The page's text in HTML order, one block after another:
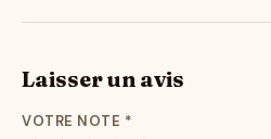
Laisser un avis
VOTRE NOTE *